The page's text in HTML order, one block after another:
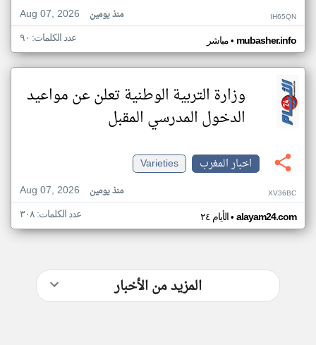
Aug 07, 2026
منذ يومين IH65QN
مباشر• mubasher.info عدد الكلمات: ٩٠
وزارة التربية الوطنية تعلن عن مواعيد
الدخول المدرسي المقبل
اخبار المغرب
Varieties
Aug 07, 2026
منذ يومين XV36BC
الأيام ٢٤• alayam24.com عدد الكلمات: ٣٠٨
المزيد من الأخبار